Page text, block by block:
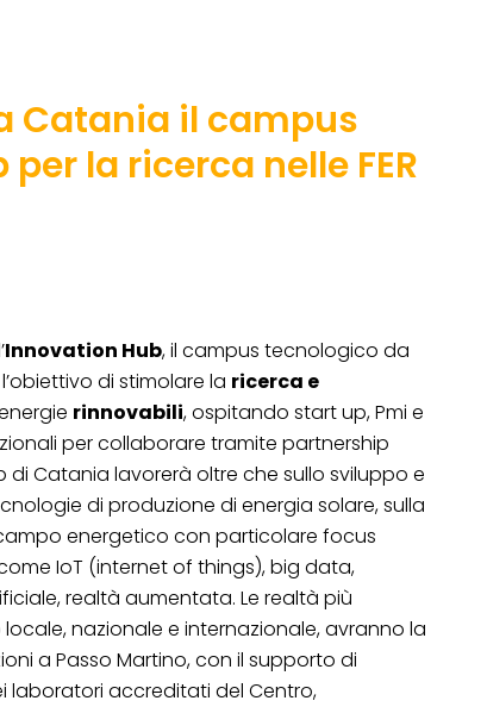
Catania il campus
la ricerca nelle FER
Innovation Hub, il campus tecnologico da
di stimolare la ricerca e
rinnovabili, ospitando start up, Pmi e
per collaborare tramite partnership
di Catania lavorerà oltre che sullo sviluppo e
di produzione di energia solare, sulla
energetico con particolare focus
IoT (internet of things), big data,
realtà aumentata. Le realtà più
nazionale e internazionale, avranno la
a Passo Martino, con il supporto di
laboratori accreditati del Centro,